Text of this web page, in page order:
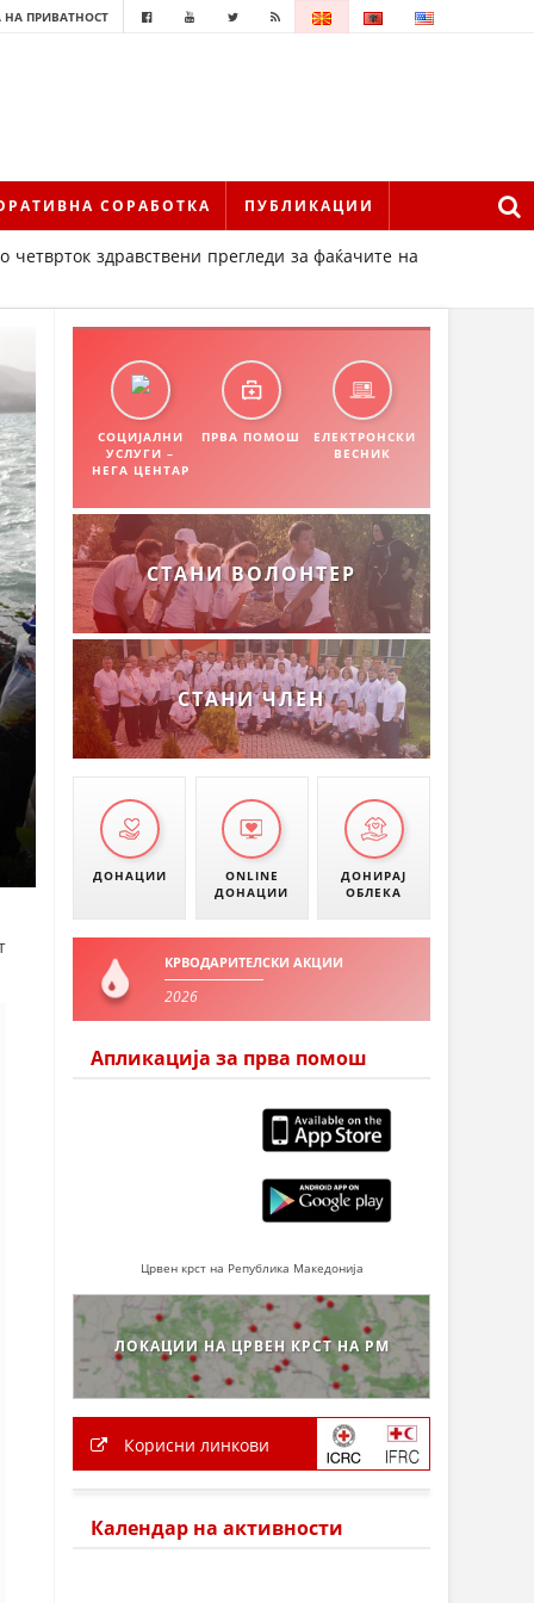
НА ПРИВАТНОСТ
СОРАБОТКА ПУБЛИКАЦИИ
здравствени прегледи за фаќачите на
СОЦИЈАЛНИ
УСЛУГИ –
НЕГА ЦЕНТАР
ПРВА ПОМОШ
ЕЛЕКТРОНСКИ
ВЕСНИК
СТАНИ ВОЛОНТЕР
СТАНИ ЧЛЕН
ДОНАЦИИ
ONLINE
ДОНАЦИИ
ДОНИРАЈ
ОБЛЕКА
КРВОДАРИТЕЛСКИ АКЦИИ
2026
Апликација за прва помош
Црвен крст на Република Македонија
ЛОКАЦИИ НА ЦРВЕН КРСТ НА РМ
Корисни линкови
Календар на активности